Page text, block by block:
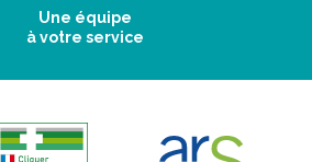
1
Une équipe
à votre service